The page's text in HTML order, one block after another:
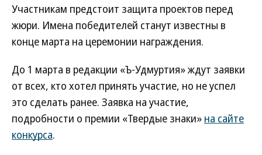
Участникам предстоит защита проектов перед
жюри. Имена победителей станут известны в
конце марта на церемонии награждения.
До 1 марта в редакции «Ъ-Удмуртия» ждут заявки
от всех, кто хотел принять участие, но не успел
это сделать ранее. Заявка на участие,
подробности о премии «Твердые знаки» на сайте
конкурса.